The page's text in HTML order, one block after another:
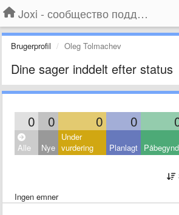
Joxi - сообщество поддержки
Brugerprofil Oleg Tolmachev
Dine sager inddelt efter status
0 0 0 0
Alle Nye
Under
vurdering
Planlagt
Ingen emner